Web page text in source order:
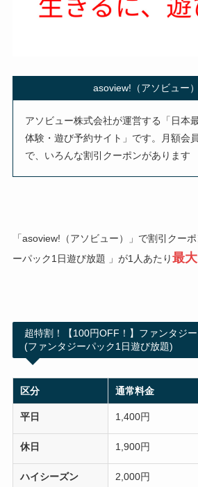
asoview!（アソビュー
アソビュー株式会社が運営する「日本
体験・遊び予約サイト」です。月額会
で、いろんな割引クーポンがあります
「asoview!（アソビュー）」で割引クー
ーパック1日遊び放題 」が1人あたり最
超特割！【100円OFF！】ファンタジ
(ファンタジーパック1日遊び放題)
区分 通常料金
平日 1,400円
休日 1,900円
ハイシーズン 2,000円